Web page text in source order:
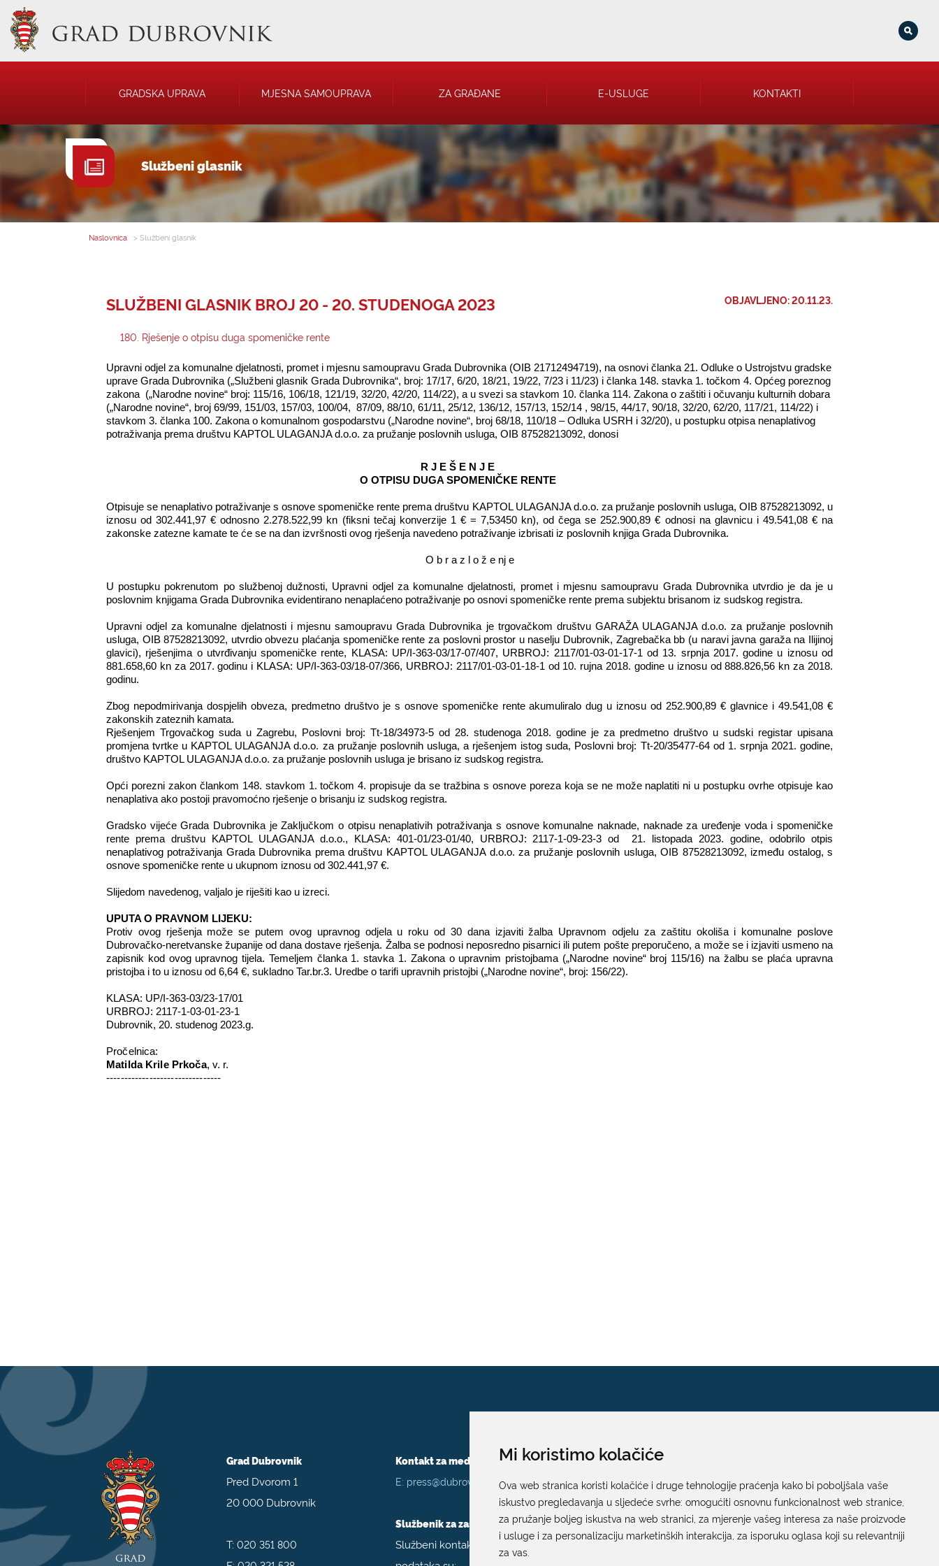
Mi koristimo kolačiće
Ova web stranica koristi kolačiće i druge tehnologije praćenja kako bi poboljšala vaše
iskustvo pregledavanja u sljedeće svrhe: omogućiti osnovnu funkcionalnost web stranice
za pružanje boljeg iskustva na web stranici za mjerenje vašeg interesa za naše proizvode
i usluge i za personalizaciju marketinških interakcija za isporuku oglasa koji su relevantniji
za vas
GRADSKA UPRAVA
GRADONAČELNIK
GRADSKO VIJEĆE
UPRAVNA TIJELA
SAVJET MLADIH
NATJEČAJI
JAVNA OBJAVA RJEŠENJA
USTANOVE
KOMUNALNA I TRGOVAČKA
MJESNA SAMOUPRAVA ZA GRAĐANE E-USLUGE KONTAKTI
Službeni glasnik
Naslovnica > Službeni glasnik
SLUŽBENI GLASNIK BROJ 20 - 20. STUDENOGA 2023 OBJAVLJENO: 20.11.23.
180. Rješenje o otpisu duga spomeničke rente
Upravni odjel za komunalne djelatnosti, promet i mjesnu samoupravu Grada Dubrovnika (OIB 21712494719), na osnovi članka 21. Odluke o Ustrojstvu gradske
uprave Grada Dubrovnika („Službeni glasnik Grada Dubrovnika“, broj: 17/17, 6/20, 18/21, 19/22, 7/23 i 11/23) i članka 148. stavka 1. točkom 4. Općeg poreznog
zakona („Narodne novine“ broj: 115/16, 106/18, 121/19, 32/20, 42/20, 114/22), a u svezi sa stavkom 10. članka 114. Zakona o zaštiti i očuvanju kulturnih dobara
(„Narodne novine“, broj 69/99, 151/03, 157/03, 100/04, 87/09, 88/10, 61/11, 25/12, 136/12, 157/13, 152/14 , 98/15, 44/17, 90/18, 32/20, 62/20, 117/21, 114/22) i
stavkom 3. članka 100. Zakona o komunalnom gospodarstvu („Narodne novine“, broj 68/18, 110/18 – Odluka USRH i 32/20), u postupku otpisa nenaplativog
potraživanja prema društvu KAPTOL ULAGANJA d.o.o. za pružanje poslovnih usluga, OIB 87528213092, donosi
R J E Š E N J E
O OTPISU DUGA SPOMENIČKE RENTE
Otpisuje se nenaplativo potraživanje s osnove spomeničke rente prema društvu KAPTOL ULAGANJA d.o.o. za pružanje poslovnih usluga, OIB 87528213092, u
iznosu od 302.441,97 € odnosno 2.278.522,99 kn (fiksni tečaj konverzije 1 € = 7,53450 kn), od čega se 252.900,89 € odnosi na glavnicu i 49.541,08 € na
zakonske zatezne kamate te će se na dan izvršnosti ovog rješenja navedeno potraživanje izbrisati iz poslovnih knjiga Grada Dubrovnika.
O b r a z l o ž e nj e
U postupku pokrenutom po službenoj dužnosti, Upravni odjel za komunalne djelatnosti, promet i mjesnu samoupravu Grada Dubrovnika utvrdio je da je u
poslovnim knjigama Grada Dubrovnika evidentirano nenaplaćeno potraživanje po osnovi spomeničke rente prema subjektu brisanom iz sudskog registra.
Upravni odjel za komunalne djelatnosti i mjesnu samoupravu Grada Dubrovnika je trgovačkom društvu GARAŽA ULAGANJA d.o.o. za pružanje poslovnih
usluga, OIB 87528213092, utvrdio obvezu plaćanja spomeničke rente za poslovni prostor u naselju Dubrovnik, Zagrebačka bb (u naravi javna garaža na Ilijinoj
glavici), rješenjima o utvrđivanju spomeničke rente, KLASA: UP/I-363-03/17-07/407, URBROJ: 2117/01-03-01-17-1 od 13. srpnja 2017. godine u iznosu od
881.658,60 kn za 2017. godinu i KLASA: UP/I-363-03/18-07/366, URBROJ: 2117/01-03-01-18-1 od 10. rujna 2018. godine u iznosu od 888.826,56 kn za 2018.
godinu.
Zbog nepodmirivanja dospjelih obveza, predmetno društvo je s osnove spomeničke rente akumuliralo dug u iznosu od 252.900,89 € glavnice i 49.541,08 €
zakonskih zateznih kamata.
Rješenjem Trgovačkog suda u Zagrebu, Poslovni broj: Tt-18/34973-5 od 28. studenoga 2018. godine je za predmetno društvo u sudski registar upisana
promjena tvrtke u KAPTOL ULAGANJA d.o.o. za pružanje poslovnih usluga, a rješenjem istog suda, Poslovni broj: Tt-20/35477-64 od 1. srpnja 2021. godine,
društvo KAPTOL ULAGANJA d.o.o. za pružanje poslovnih usluga je brisano iz sudskog registra.
Opći porezni zakon člankom 148. stavkom 1. točkom 4. propisuje da se tražbina s osnove poreza koja se ne može naplatiti ni u postupku ovrhe otpisuje kao
nenaplativa ako postoji pravomoćno rješenje o brisanju iz sudskog registra.
Gradsko vijeće Grada Dubrovnika je Zaključkom o otpisu nenaplativih potraživanja s osnove komunalne naknade, naknade za uređenje voda i spomeničke
rente prema društvu KAPTOL ULAGANJA d.o.o., KLASA: 401-01/23-01/40, URBROJ: 2117-1-09-23-3 od 21. listopada 2023. godine, odobrilo otpis
nenaplativog potraživanja Grada Dubrovnika prema društvu KAPTOL ULAGANJA d.o.o. za pružanje poslovnih usluga, OIB 87528213092, između ostalog, s
osnove spomeničke rente u ukupnom iznosu od 302.441,97 €.
Slijedom navedenog, valjalo je riješiti kao u izreci.
UPUTA O PRAVNOM LIJEKU:
Protiv ovog rješenja može se putem ovog upravnog odjela u roku od 30 dana izjaviti žalba Upravnom odjelu za zaštitu okoliša i komunalne poslove
Dubrovačko-neretvanske županije od dana dostave rješenja. Žalba se podnosi neposredno pisarnici ili putem pošte preporučeno, a može se i izjaviti usmeno na
zapisnik kod ovog upravnog tijela. Temeljem članka 1. stavka 1. Zakona o upravnim pristojbama („Narodne novine“ broj 115/16) na žalbu se plaća upravna
pristojba i to u iznosu od 6,64 €, sukladno Tar.br.3. Uredbe o tarifi upravnih pristojbi („Narodne novine“, broj: 156/22).
KLASA: UP/I-363-03/23-17/01
URBROJ: 2117-1-03-01-23-1
Dubrovnik, 20. studenog 2023.g.
Pročelnica:
Matilda Krile Prkoča, v. r.
--------------------------------
Grad Dubrovnik
Pred Dvorom 1
20 000 Dubrovnik
T:020 351 800
Kontakt za medije / Press contact
E: press@dubrovnik.hr
Službenik za zaštitu podataka
Službeni kontakt podaci službenika za zaštitu
Pisarnica
Ured 205; rad sa strankama za sva upravna tijela
Grada Dubrovnika
Gundulićeva poljana 10, 20000 Dubrovnik
Radno vrijeme sa strankama: